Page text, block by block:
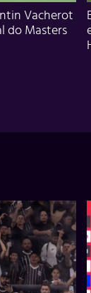
Vacherot
do Masters